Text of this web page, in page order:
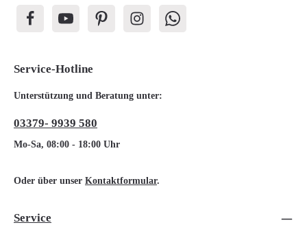
Service-Hotline
Unterstützung und Beratung unter:
03379- 9939 580
Mo-Sa, 08:00 - 18:00 Uhr
Oder über unser Kontaktformular.
Service